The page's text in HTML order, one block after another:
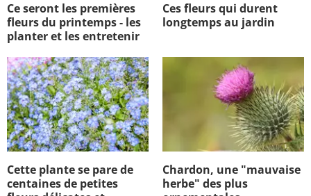
Ce seront les premières
fleurs du printemps - les
planter et les entretenir
Ces fleurs qui durent
longtemps au jardin
Cette plante se pare de
centaines de petites
Chardon, une "mauvaise
herbe" des plus